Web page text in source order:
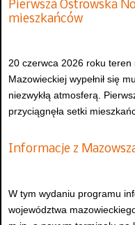
Pierwsza Ostrowska
mieszkańców
20 czerwca 2026 roku
Mazowieckiej wypełnił się
niezwykłą atmosferą.
przyciągnęła setki
Informacje z
W tym wydaniu programu
województwa